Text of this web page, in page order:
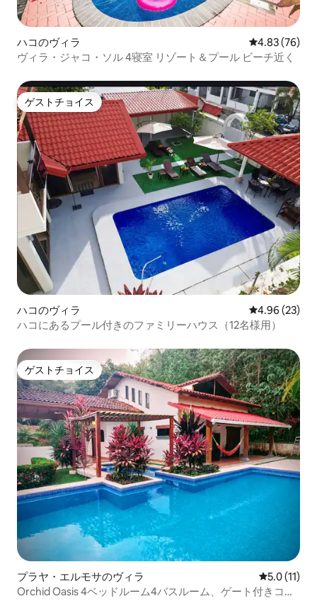
ハコのヴィラ レビュー76
4.83 (76)
ヴィラ・ジャコ・ソル 4寝室 リゾート＆プール ビーチ近く
ゲストチョイス
ゲストチョイス
ハコのヴィラ レビュー23
4.96 (23)
ハコにあるプール付きのファミリーハウス（12名様用）
ゲストチョイス
ゲストチョイス
プラヤ・エルモサのヴィラ レビュー11
5.0 (11)
Orchid Oasis 4ベッドルーム4バスルーム、ゲート付きコミ